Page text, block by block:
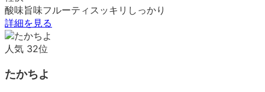
酸味旨味フルーティ スッキリ しっかり
詳細を見る
人気 32位
たかちよ